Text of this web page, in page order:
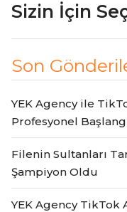
Sizin İçin
Son
YEK Agency ile
Profesyonel
Filenin Sultanları
Şampiyon Oldu
YEK Agency TikTok